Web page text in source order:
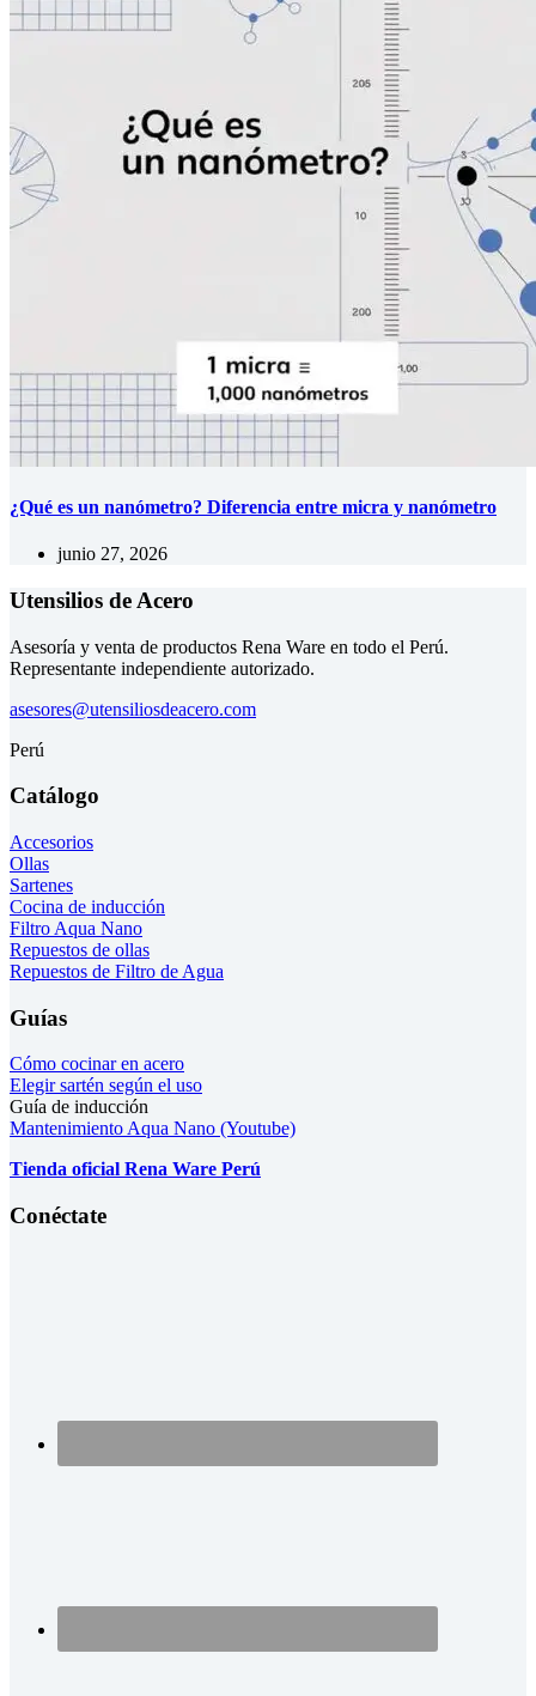
¿Qué es un nanómetro? Diferencia entre micra y nanómetro
junio 27, 2026
Utensilios de Acero
Asesoría y venta de productos Rena Ware en todo el Perú.
Representante independiente autorizado.
asesores@utensiliosdeacero.com
Perú
Catálogo
Accesorios
Ollas
Sartenes
Cocina de inducción
Filtro Aqua Nano
Repuestos de ollas
Repuestos de Filtro de Agua
Guías
Cómo cocinar en acero
Elegir sartén según el uso
Guía de inducción
Mantenimiento Aqua Nano (Youtube)
Tienda oficial Rena Ware Perú
Conéctate